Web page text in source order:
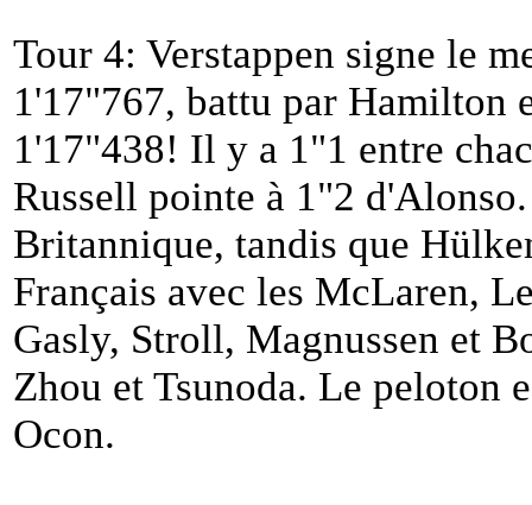
Tour 4: Verstappen signe le
1'17"767, battu par Hamilton
1'17"438! Il y a 1"1 entre
Russell pointe à 1"2
Britannique, tandis que
Français avec les McLaren,
Gasly, Stroll, Magnussen et
Zhou et Tsunoda. Le peloton
Ocon.